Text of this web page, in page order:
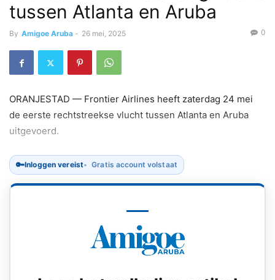
tussen Atlanta en Aruba
By Amigoe Aruba - 26 mei, 2025 0
ORANJESTAD — Frontier Airlines heeft zaterdag 24 mei
de eerste rechtstreekse vlucht tussen Atlanta en Aruba
uitgevoerd.
🔑Inloggen vereist Gratis account volstaat